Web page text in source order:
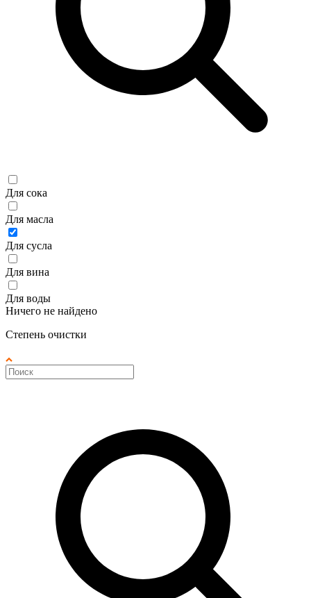
Для сока
Для масла
Для сусла
Для вина
Для воды
Ничего не найдено
Степень очистки